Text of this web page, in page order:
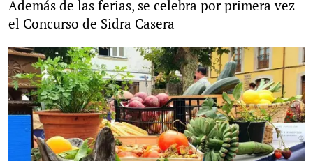
Además de las ferias, se celebra por primera vez
el Concurso de Sidra Casera